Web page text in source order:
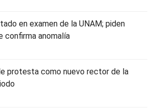
en examen de la UNAM; piden
confirma anomalía
protesta como nuevo rector de la